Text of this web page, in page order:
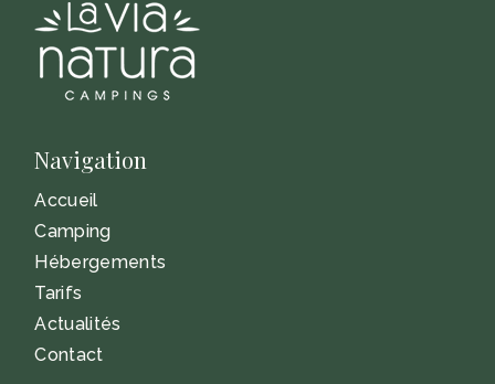
Navigation
Accueil
Camping
Hébergements
Tarifs
Actualités
Contact